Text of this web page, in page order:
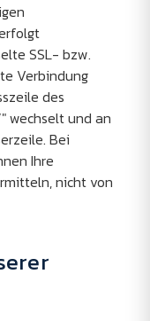
SSL- bzw.
Verbindung
des
wechselt und an
Bei
Ihre
nicht von